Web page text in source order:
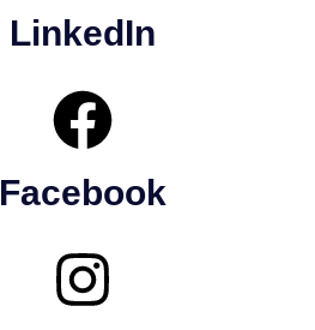
LinkedIn
Facebook